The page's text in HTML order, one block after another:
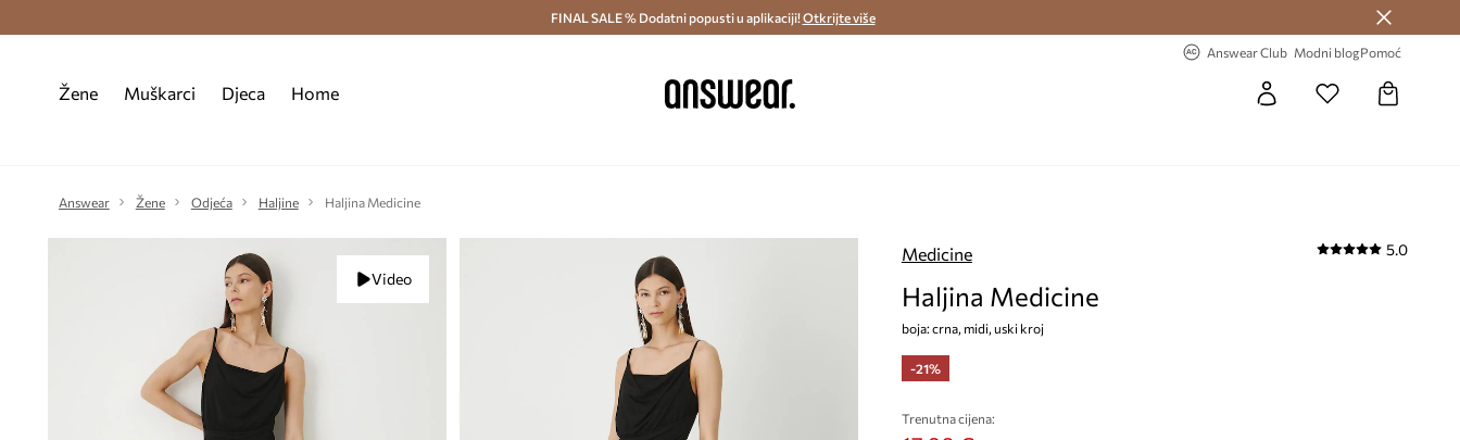
Besplatna dostava i povrat (od 70€) > Dostava u roku 48 sati >
FINAL SALE % Dodatni popusti u aplikaciji!Otkrijte više
Answear Club Modni blogPomoć
Žene Muškarci Djeca Home
Answear Žene Odjeća Haljine Haljina Medicine
Video
Medicine 5.0
Haljina Medicine
boja: crna, midi, uski kroj
-21%
Trenutna cijena: